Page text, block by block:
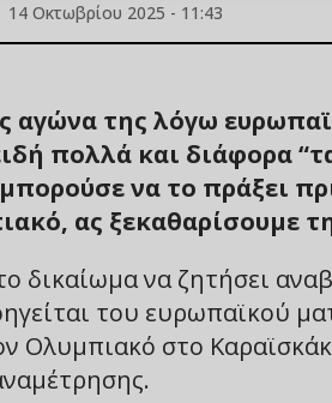
14 Οκτωβρίου 2025 - 11:43
αγώνα της λόγω
πολλά και διάφορα
να το πράξει
ας ξεκαθαρίσουμε
δικαίωμα να ζητήσει
του ευρωπαϊκού
Ολυμπιακό στο